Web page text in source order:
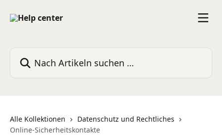
Alle Kollektionen
Datenschutz und Rechtliches
Online-Sicherheitskontakte